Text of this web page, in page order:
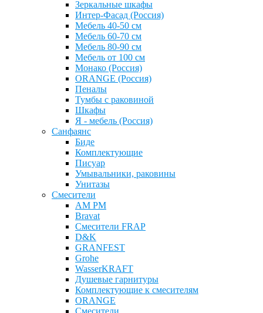
Зеркальные шкафы
Интер-Фасад (Россия)
Мебель 40-50 см
Мебель 60-70 см
Мебель 80-90 см
Мебель от 100 см
Монако (Россия)
ОRANGE (Россия)
Пеналы
Тумбы с раковиной
Шкафы
Я - мебель (Россия)
Санфаянс
Биде
Комплектующие
Писуар
Умывальники, раковины
Унитазы
Смесители
AM PM
Bravat
Cмесители FRAP
D&K
GRANFEST
Grohe
WasserKRAFT
Душевые гарнитуры
Комплектующие к смесителям
ОRANGE
Смесители